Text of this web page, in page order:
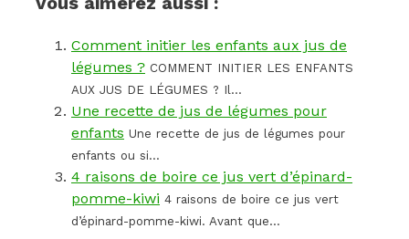
Comment initier les enfants aux jus de
légumes ? COMMENT INITIER LES ENFANTS
AUX JUS DE LÉGUMES ? Il...
Une recette de jus de légumes pour
enfants Une recette de jus de légumes pour
enfants ou si...
4 raisons de boire ce jus vert d’épinard-
pomme-kiwi 4 raisons de boire ce jus vert
d’épinard-pomme-kiwi. Avant que...